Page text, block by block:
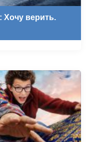
Хочу верить.